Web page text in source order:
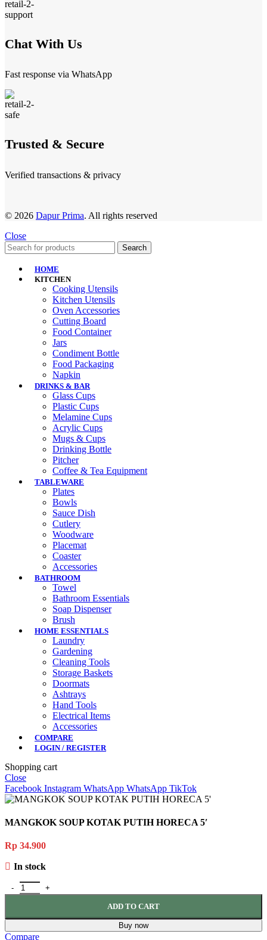
Chat With Us
Fast response via WhatsApp
Trusted & Secure
Verified transactions & privacy
© 2026 Dapur Prima. All rights reserved
Close
Search
HOME
KITCHEN
Cooking Utensils
Kitchen Utensils
Oven Accessories
Cutting Board
Food Container
Jars
Condiment Bottle
Food Packaging
Napkin
DRINKS & BAR
Glass Cups
Plastic Cups
Melamine Cups
Acrylic Cups
Mugs & Cups
Drinking Bottle
Pitcher
Coffee & Tea Equipment
TABLEWARE
Plates
Bowls
Sauce Dish
Cutlery
Woodware
Placemat
Coaster
Accessories
BATHROOM
Towel
Bathroom Essentials
Soap Dispenser
Brush
HOME ESSENTIALS
Laundry
Gardening
Cleaning Tools
Storage Baskets
Doormats
Ashtrays
Hand Tools
Electrical Items
Accessories
COMPARE
LOGIN / REGISTER
Shopping cart
Close
Facebook Instagram WhatsApp WhatsApp TikTok
MANGKOK SOUP KOTAK PUTIH HORECA 5′
Rp 34.900
In stock
ADD TO CART
Buy now
Compare